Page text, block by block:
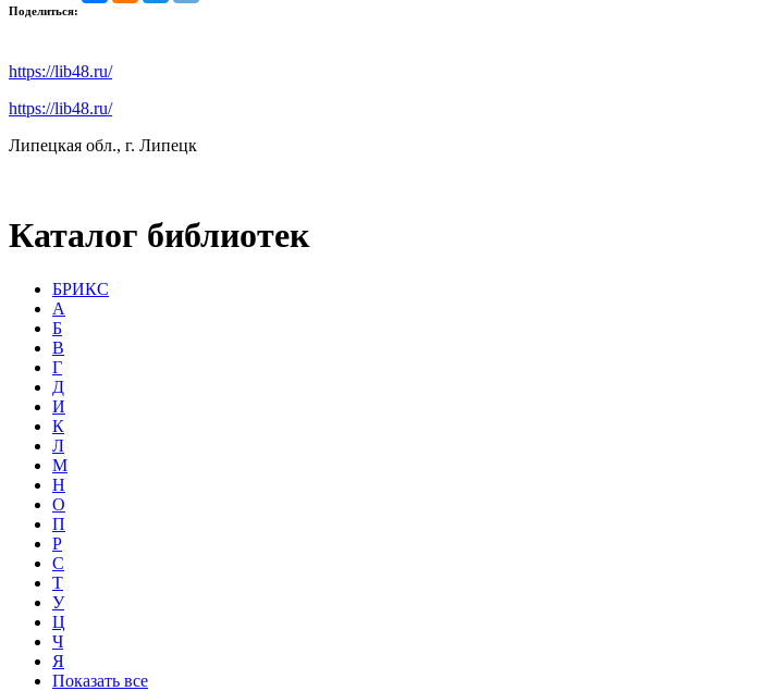
Поделиться:
https://lib48.ru/
https://lib48.ru/
Липецкая обл., г. Липецк
Каталог библиотек
БРИКС
А
Б
В
Г
Д
И
К
Л
М
Н
О
П
Р
С
Т
У
Ц
Ч
Я
Показать все